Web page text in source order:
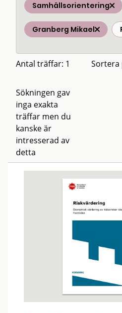
Samhällsorientering
Granberg Mikael
Antal träffar: 1 Sortera
Sökningen gav
inga exakta
träffar men du
kanske är
intresserad av
detta